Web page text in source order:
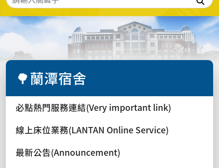
🌳蘭潭宿舍
必點熱門服務連結(Very important link)
線上床位業務(LANTAN Online Service)
最新公告(Announcement)